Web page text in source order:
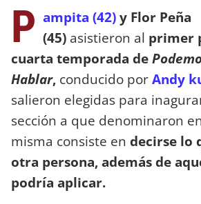
P ampita (42)y Flor Peña
(45) asistieron al primer
cuarta temporada de
Hablar, conducido porAndy
salieron elegidas para
sección a que denominaron
misma consiste en decirse lo
otra persona, además de
podría aplicar.